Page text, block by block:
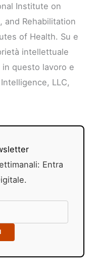
Institute on
and Rehabilitation
of Health. Su e
intellettuale
questo lavoro e
LLC,
Entra